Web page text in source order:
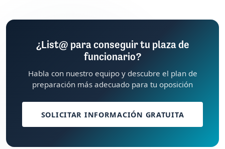
¿List@ para conseguir tu plaza de
funcionario?
Habla con nuestro equipo y descubre el plan de
preparación más adecuado para tu oposición
SOLICITAR INFORMACIÓN GRATUITA